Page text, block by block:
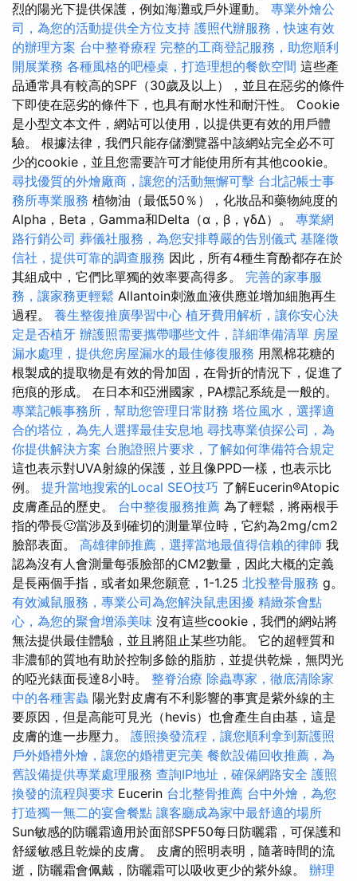
烈的陽光下提供保護，例如海灘或戶外運動。 專業外燴公
司，為您的活動提供全方位支持 護照代辦服務，快速有效
的辦理方案 台中整脊療程 完整的工商登記服務，助您順利
開展業務 各種風格的吧檯桌，打造理想的餐飲空間 這些產
品通常具有較高的SPF（30歲及以上），並且在惡劣的條件
下即使在惡劣的條件下，也具有耐水性和耐汗性。 Cookie
是小型文本文件，網站可以使用，以提供更有效的用戶體
驗。 根據法律，我們只能存儲瀏覽器中該網站完全必不可
少的cookie，並且您需要許可才能使用所有其他cookie。
尋找優質的外燴廠商，讓您的活動無懈可擊 台北記帳士事
務所專業服務 植物油（最低50％），化妝品和藥物純度的
Alpha，Beta，Gamma和Delta（α，β，γδΔ）。 專業網
路行銷公司 葬儀社服務，為您安排尊嚴的告別儀式 基隆徵
信社，提供可靠的調查服務 因此，所有4種生育酚都存在於
其組成中，它們比單獨的效率要高得多。 完善的家事服
務，讓家務更輕鬆 Allantoin刺激血液供應並增加細胞再生
過程。 養生整復推廣學習中心 植牙費用解析，讓你安心決
定是否植牙 辦護照需要攜帶哪些文件，詳細準備清單 房屋
漏水處理，提供您房屋漏水的最佳修復服務 用黑棉花糖的
根製成的提取物是有效的骨加固，在骨折的情況下，促進了
疤痕的形成。 在日本和亞洲國家，PA標記系統是一般的。
專業記帳事務所，幫助您管理日常財務 塔位風水，選擇適
合的塔位，為先人選擇最佳安息地 尋找專業偵探公司，為
你提供解決方案 台胞證照片要求，了解如何準備符合規定
這也表示對UVA射線的保護，並且像PPD一樣，也表示比
例。 提升當地搜索的Local SEO技巧 了解Eucerin®Atopic
皮膚產品的歷史。 台中整復服務推薦 為了輕鬆，將兩根手
指的帶長🙂當涉及到確切的測量單位時，它約為2mg/cm2
臉部表面。 高雄律師推薦，選擇當地最值得信賴的律師 我
認為沒有人會測量每張臉部的CM2數量，因此大概的定義
是長兩個手指，或者如果您願意，1-1.25 北投整骨服務 g。
有效滅鼠服務，專業公司為您解決鼠患困擾 精緻茶會點
心，為您的聚會增添美味 沒有這些cookie，我們的網站將
無法提供最佳體驗，並且將阻止某些功能。 它的超輕質和
非濃郁的質地有助於控制多餘的脂肪，並提供乾燥，無閃光
的啞光錶面長達8小時。 整脊治療 除蟲專家，徹底清除家
中的各種害蟲 陽光對皮膚有不利影響的事實是紫外線的主
要原因，但是高能可見光（hevis）也會產生自由基，這是
皮膚的進一步壓力。 護照換發流程，讓您順利拿到新護照
戶外婚禮外燴，讓您的婚禮更完美 餐飲設備回收推薦，為
舊設備提供專業處理服務 查詢IP地址，確保網路安全 護照
換發的流程與要求 Eucerin 台北整骨推薦 台中外燴，為您
打造獨一無二的宴會餐點 讓客廳成為家中最舒適的場所
Sun敏感的防曬霜適用於面部SPF50每日防曬霜，可保護和
舒緩敏感且乾燥的皮膚。 皮膚的照明表明，隨著時間的流
逝，防曬霜會佩戴，防曬霜可以吸收更少的紫外線。 辦理